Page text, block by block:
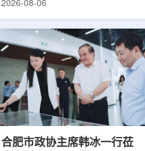
治疗效果提出了路线图。巴哈马拿骚
玛格丽特公主医院(图片：Pelow
Media/Adobe Stock)这项 imPACT
评估由国际原子能机构、世界卫生组
织/泛美卫生组织和国际癌症研究机
构共同开展，应巴哈马卫生与健康部
请求进行，重点评估该国癌症防控能
力和实际需求。6月9日至11日，专
2026-08-06
合肥市政协主席韩冰一行莅